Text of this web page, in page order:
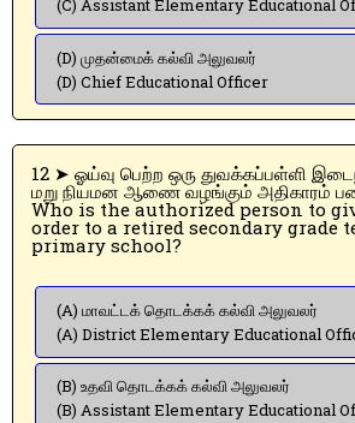
(C) Assistant Elementary Educational
(D) முதன்மைக் கல்வி அலுவலர்
(D) Chief Educational Officer
12 ➤ ஓய்வு பெற்ற ஒரு துவக்கப்பள்ளி இடைநிலை ஆசிரியருக்கு
மறு நியமன ஆணை வழங்கும் அதிகாரம்
Who is the authorized person to
order to a retired secondary grade
primary school?
(A) மாவட்டக் தொடக்கக் கல்வி அலுவலர்
(A) District Elementary Educational
(B) உதவி தொடக்கக் கல்வி அலுவலர்
(B) Assistant Elementary Educational